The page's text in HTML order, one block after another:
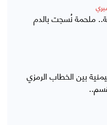
ملحمة نُسجت بالدم
بين الخطاب الرمزي